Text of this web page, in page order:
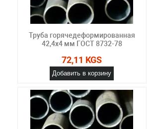
Труба горячедеформированная
42,4х4 мм ГОСТ 8732-78
72,11 KGS
Добавить в корзину